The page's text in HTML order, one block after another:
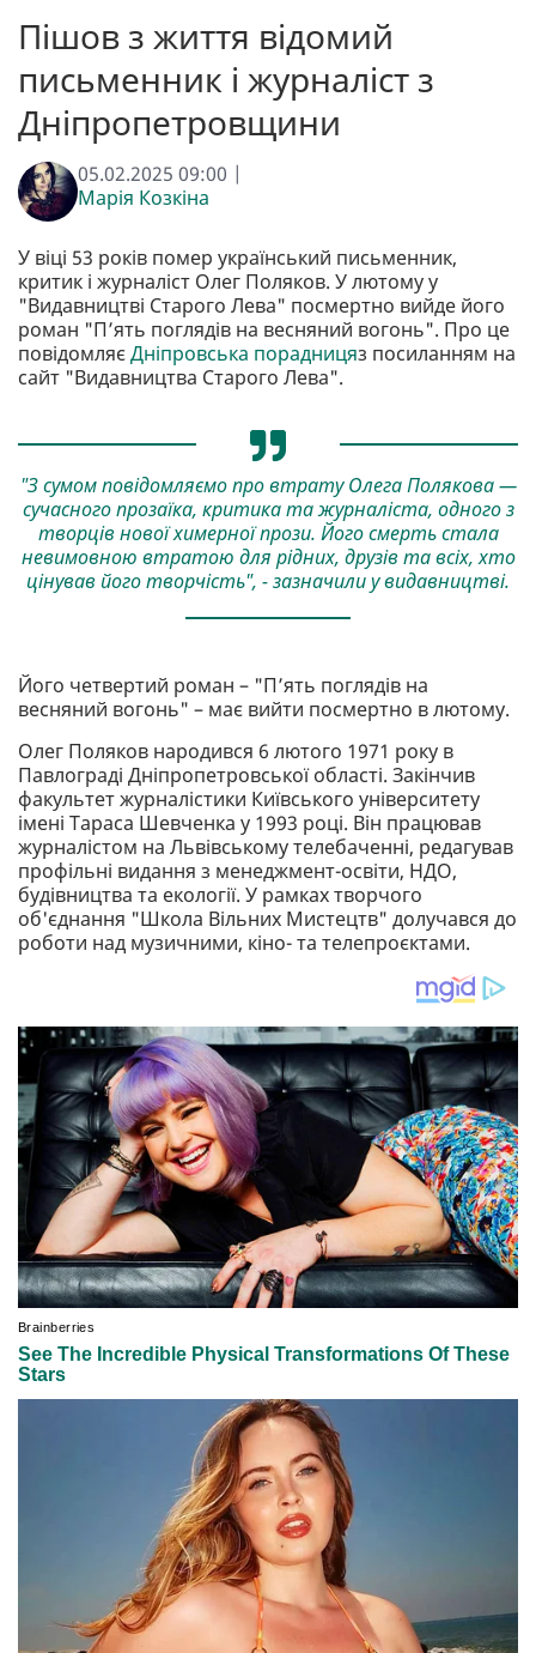
Пішов з життя відомий
письменник і журналіст з
Дніпропетровщини
05.02.2025 09:00 |
Марія Козкіна
У віці 53 років помер український письменник,
критик і журналіст Олег Поляков. У лютому у
"Видавництві Старого Лева" посмертно вийде його
роман "П’ять поглядів на весняний вогонь". Про це
повідомляєДніпровська порадницяз посиланням на
сайт "Видавництва Старого Лева".
"З сумом повідомляємо про втрату Олега Полякова —
сучасного прозаїка, критика та журналіста, одного з
творців нової химерної прози. Його смерть стала
невимовною втратою для рідних, друзів та всіх, хто
цінував його творчість", - зазначили у видавництві.
Його четвертий роман – "П’ять поглядів на
весняний вогонь" – має вийти посмертно в лютому.
Олег Поляков народився 6 лютого 1971 року в
Павлограді Дніпропетровської області. Закінчив
факультет журналістики Київського університету
імені Тараса Шевченка у 1993 році. Він працював
журналістом на Львівському телебаченні, редагував
профільні видання з менеджмент-освіти, НДО,
будівництва та екології. У рамках творчого
об'єднання "Школа Вільних Мистецтв" долучався до
роботи над музичними, кіно- та телепроєктами.